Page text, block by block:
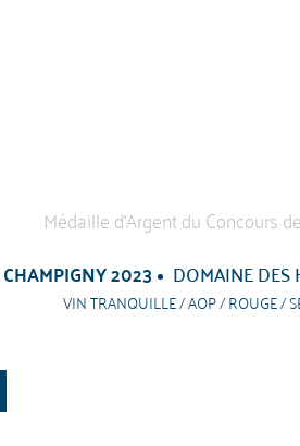
2023 DOMAINE DES
VIN TRANQUILLE / AOP / ROUGE /